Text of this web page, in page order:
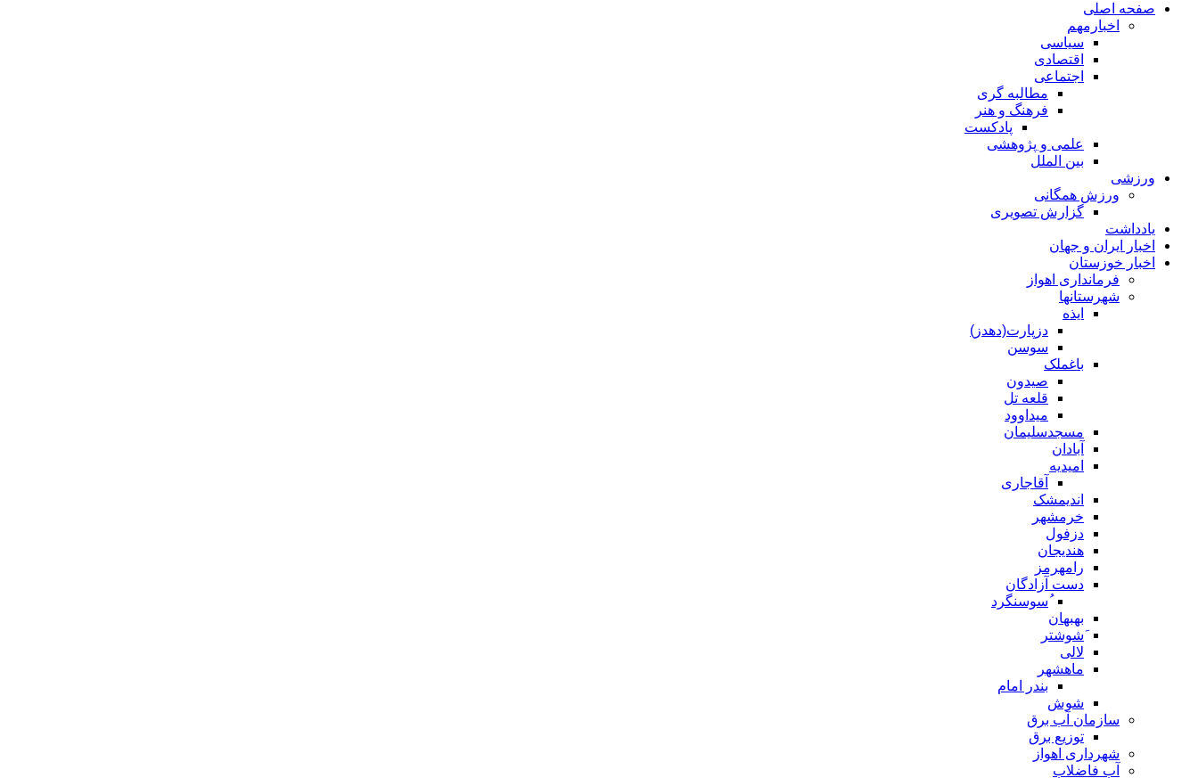
صفحه اصلی
اخبارمهم
سیاسی
اقتصادی
اجتماعی
مطالبه گری
فرهنگ و هنر
پادکست
علمی و پژوهشی
بین الملل
ورزشی
ورزش همگانی
گزارش تصویری
یادداشت
اخبار ایران و جهان
اخبار خوزستان
فرمانداری اهواز
شهرستانها
ایذه
دزپارت(دهدز)
سوسن
باغملک
صیدون
قلعه تل
میداوود
مسجدسلیمان
آبادان
امیدیه
آقاجاری
اندیمشک
خرمشهر
دزفول
هندیجان
رامهرمز
دست آزادگان
ُسوسنگرد
بهبهان
َشوشتر
لالی
ماهشهر
بندر امام
شوش
سازمان آب برق
توزیع برق
شهرداری اهواز
آب فاضلاب